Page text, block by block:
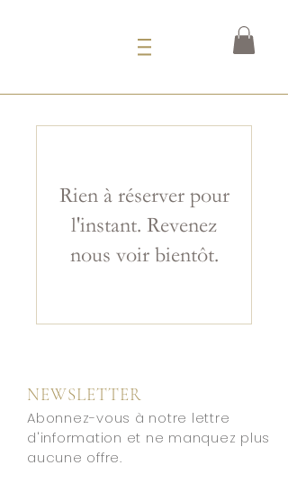
Rien à réserver pour
l'instant. Revenez
nous voir bientôt.
NEWSLETTER
Abonnez-vous à notre lettre
d'information et ne manquez plus
aucune offre.